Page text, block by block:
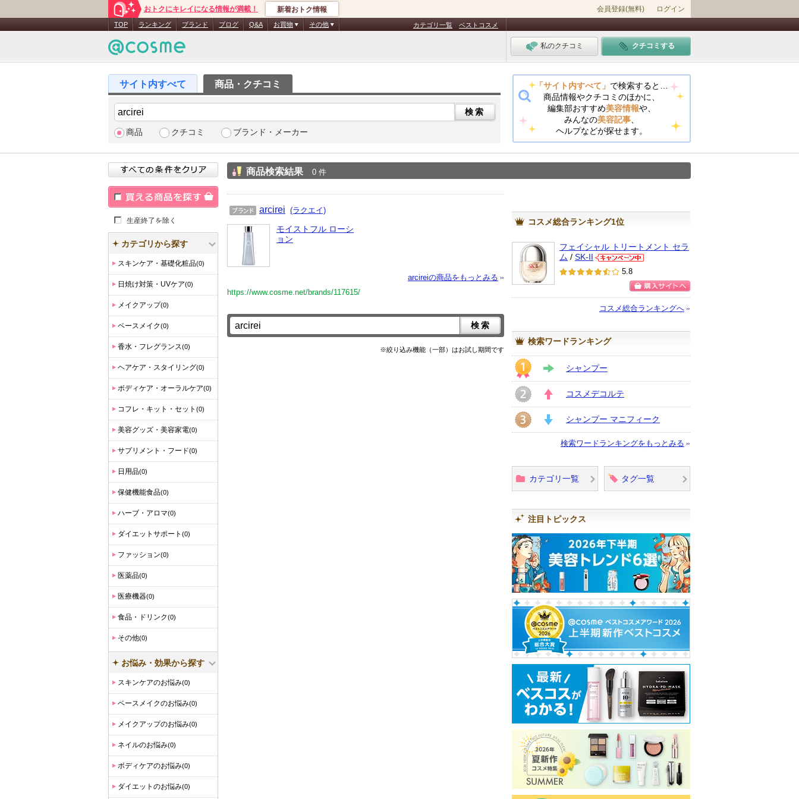
おトクにキレイになる情報が満載！ 新着おトク情報 会員登録(無料) ログイン
TOP ランキング ブランド ブログ Q&A お買物 その他 カテゴリ一覧 ベストコスメ
私のクチコミ クチコミする
商品・クチコミ
商品 クチコミ ブランド・メーカー
「サイト内すべて」 で検索すると…
商品情報やクチコミのほかに、
編集部おすすめ美容情報や、
みんなの美容記事
ヘルプなどが探せます。
商品検索結果 0 件
arcirei (ラクエイ)
モイストフル ローシ
ョン
arcireiの商品をもっとみる
https://www.cosme.net/brands/117615/
※絞り込み機能（一部）はお試し期間です
コスメ総合ランキング1位
フェイシャル トリートメント セラ
ム / SK-II
SK-IIからの
お知らせがあ
5.8
購入サイトへ
コスメ総合ランキングへ
検索ワードランキング
1 STAY
シャンプー
2 UP
コスメデコルテ
3 DOWN
シャンプー マニフィーク
検索ワードランキングをもっとみる
カテゴリ一覧 タグ一覧
注目トピックス
買える商品を探す
生産終了を除く
カテゴリから探す
スキンケア・基礎化粧品(0)
日焼け対策・UVケア(0)
メイクアップ(0)
ベースメイク(0)
香水・フレグランス(0)
ヘアケア・スタイリング(0)
ボディケア・オーラルケア(0)
コフレ・キット・セット (0)
美容グッズ・美容家電(0)
サプリメント・フード(0)
日用品(0)
保健機能食品(0)
ハーブ・アロマ(0)
ダイエットサポート (0)
ファッション(0)
医薬品(0)
医療機器(0)
食品・ドリンク(0)
その他(0)
お悩み・効果から探す
スキンケアのお悩み(0)
ベースメイクのお悩み(0)
メイクアップのお悩み(0)
ネイルのお悩み(0)
ボディケアのお悩み(0)
ダイエットのお悩み(0)